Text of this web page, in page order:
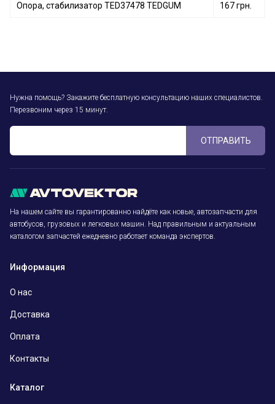
Опора, стабилизатор TED37478 TEDGUM 167 грн.
Нужна помощь? Закажите бесплатную консультацию наших специалистов.
Перезвоним через 15 минут.
ОТПРАВИТЬ
На нашем сайте вы гарантированно найдёте как новые, автозапчасти для
автобусов, грузовых и легковых машин. Над правильным и актуальным
каталогом запчастей ежедневно работает команда экспертов.
Информация
О нас
Доставка
Оплата
Контакты
Каталог